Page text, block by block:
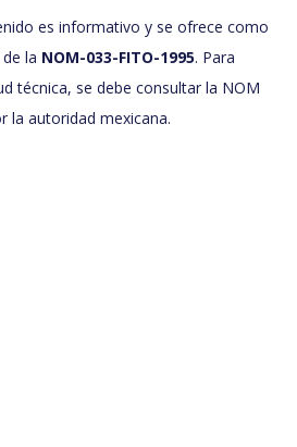
es informativo y se ofrece como
la NOM-033-FITO-1995. Para
técnica, se debe consultar la NOM
la autoridad mexicana.